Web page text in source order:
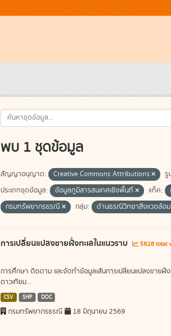
พบ 1 ชุดข้อมูล
สัญญาอนุญาต: Creative Commons Attributions รู
ประเภทชุดข้อมูล:
ข้อมูลภูมิสารสนเทศเชิงพื้นที่ แท็ค:
กรมทรัพยากรธรณี
กลุ่ม: ด้านธรณีวิทยาสิ่งแวดล้อม
การเปลี่ยนแปลงชายฝั่งทะเลในแนวราบ 5828 total
การศึกษา ติดตาม และจัดทำข้อมูลเส้นการเปลี่ยนแปลงชายฝั่
ดาวเทียม...
CSV SHP DOC
กรมทรัพยากรธรณี 18 มิถุนายน 2569